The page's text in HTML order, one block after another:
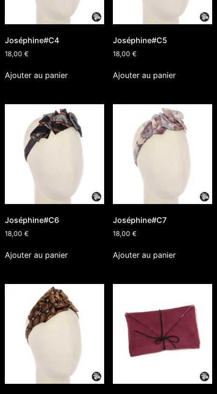
Joséphine#C4
18,00 €
Ajouter au panier
Joséphine#C5
18,00 €
Ajouter au panier
Joséphine#C6
18,00 €
Ajouter au panier
Joséphine#C7
18,00 €
Ajouter au panier